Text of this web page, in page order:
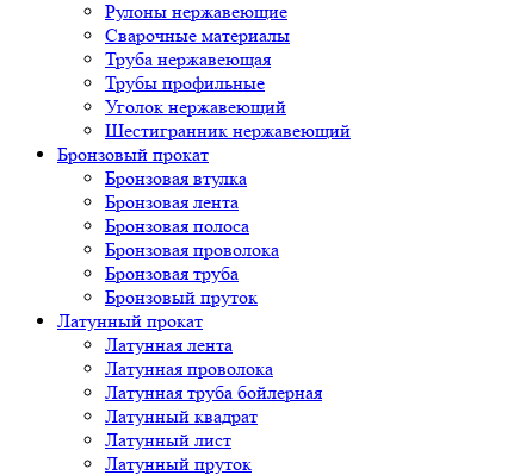
Рулоны нержавеющие
Сварочные материалы
Труба нержавеющая
Трубы профильные
Уголок нержавеющий
Шестигранник нержавеющий
Бронзовый прокат
Бронзовая втулка
Бронзовая лента
Бронзовая полоса
Бронзовая проволока
Бронзовая труба
Бронзовый пруток
Латунный прокат
Латунная лента
Латунная проволока
Латунная труба бойлерная
Латунный квадрат
Латунный лист
Латунный пруток